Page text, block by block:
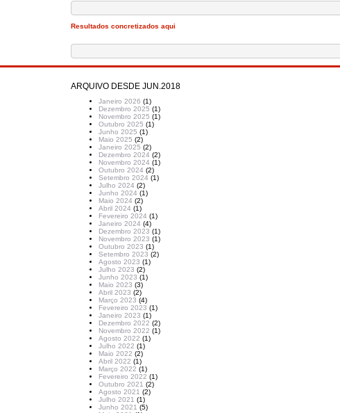
Resultados concretizados aqui
ARQUIVO DESDE JUN.2018
Janeiro 2026 (1)
Dezembro 2025 (1)
Novembro 2025 (1)
Outubro 2025 (1)
Junho 2025 (1)
Maio 2025 (2)
Janeiro 2025 (2)
Dezembro 2024 (2)
Novembro 2024 (1)
Outubro 2024 (2)
Setembro 2024 (1)
Julho 2024 (2)
Junho 2024 (1)
Maio 2024 (2)
Abril 2024 (1)
Fevereiro 2024 (1)
Janeiro 2024 (4)
Dezembro 2023 (1)
Novembro 2023 (1)
Outubro 2023 (1)
Setembro 2023 (2)
Agosto 2023 (1)
Julho 2023 (2)
Junho 2023 (1)
Maio 2023 (3)
Abril 2023 (2)
Março 2023 (4)
Fevereiro 2023 (1)
Janeiro 2023 (1)
Dezembro 2022 (2)
Novembro 2022 (1)
Agosto 2022 (1)
Julho 2022 (1)
Maio 2022 (2)
Abril 2022 (1)
Março 2022 (1)
Fevereiro 2022 (1)
Outubro 2021 (2)
Agosto 2021 (2)
Julho 2021 (1)
Junho 2021 (5)